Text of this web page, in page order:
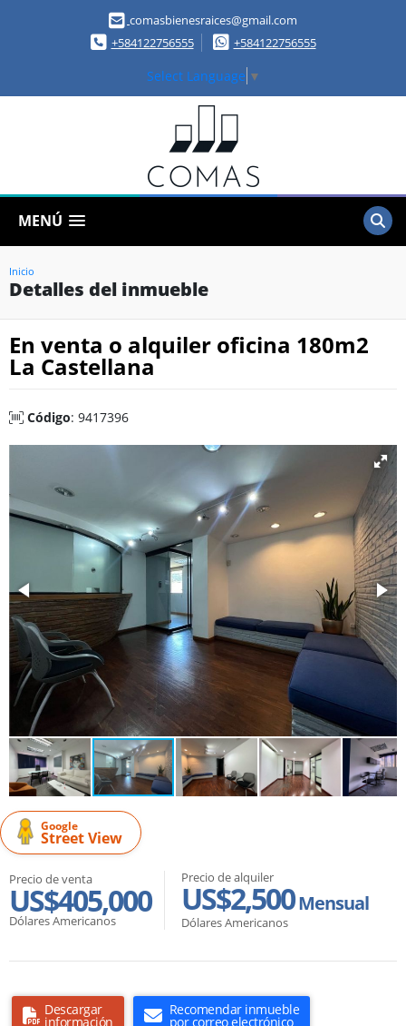
comasbienesraices@gmail.com
+584122756555
+584122756555
Select Language ▼
MENÚ
Inicio
Detalles del inmueble
En venta o alquiler oficina 180m2
La Castellana
Código: 9417396
Google
Street View
Precio de venta
US$405,000
Dólares Americanos
Precio de alquiler
US$2,500Mensual
Dólares Americanos
Descargar
información
Recomendar inmueble
por correo electrónico